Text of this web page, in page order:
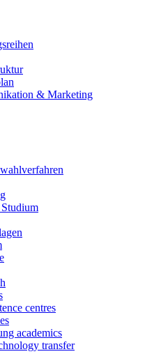
& Marketing
centres
academics
transfer